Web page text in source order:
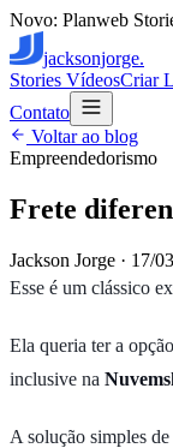
Novo: Planweb
jacksonjorge.
Stories VídeosCriar
Contato
Voltar ao blog
Empreendedorismo
Frete
Jackson Jorge · 17/
Esse é um clássico
Ela queria ter a
inclusive na
A solução simples